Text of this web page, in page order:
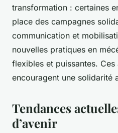
transformation : certaines
place des campagnes
communication et
nouvelles pratiques en
flexibles et puissantes.
encouragent une solidarité
Tendances
d’avenir